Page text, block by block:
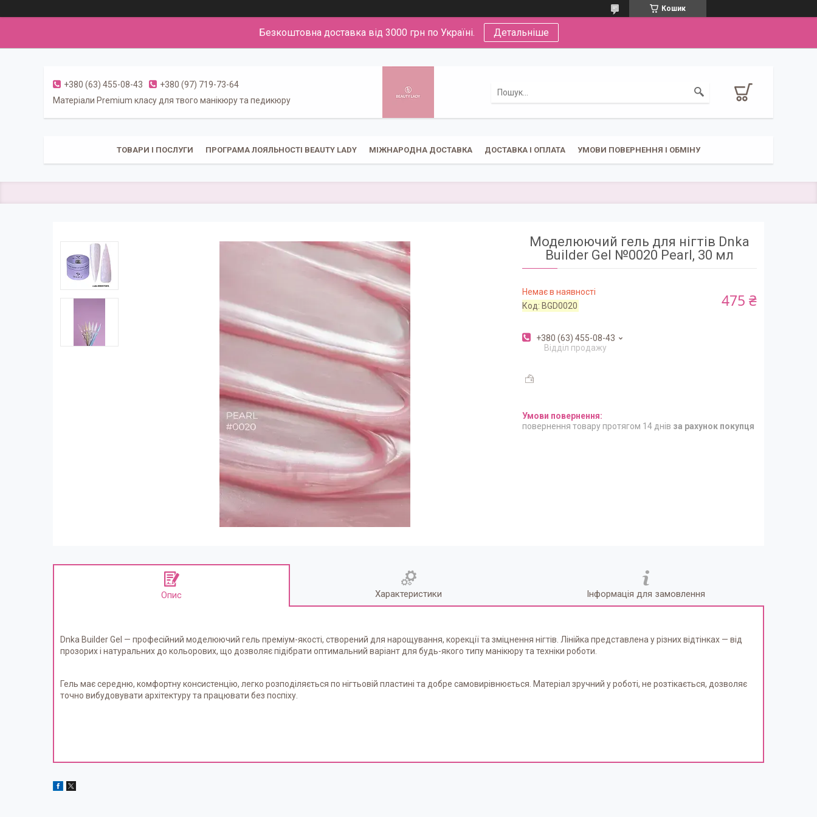
Кошик
Безкоштовна доставка від 3000 грн по Україні. Детальніше
+380 (63) 455-08-43
+380 (97) 719-73-64
Матеріали Premium класу для твого манікюру та педикюру
ТОВАРИ І ПОСЛУГИ ПРОГРАМА ЛОЯЛЬНОСТІ BEAUTY LADY МІЖНАРОДНА ДОСТАВКА ДОСТАВКА І ОПЛАТА УМОВИ ПОВЕРНЕННЯ І ОБМІНУ
Моделюючий гель для нігтів Dnka
Builder Gel №0020 Pearl, 30 мл
Немає в наявності
Код: BGD0020 475 ₴
+380 (63) 455-08-43
Відділ продажу
повернення товару протягом 14 днів за рахунок покупця
Опис Характеристики Інформація для замовлення
Dnka Builder Gel — професійний моделюючий гель преміум-якості, створений для нарощування, корекції та зміцнення нігтів. Лінійка представлена у різних відтінках — від
прозорих і натуральних до кольорових, що дозволяє підібрати оптимальний варіант для будь-якого типу манікюру та техніки роботи.
Гель має середню, комфортну консистенцію, легко розподіляється по нігтьовій пластині та добре самовирівнюється. Матеріал зручний у роботі, не розтікається, дозволяє
точно вибудовувати архітектуру та працювати без поспіху.